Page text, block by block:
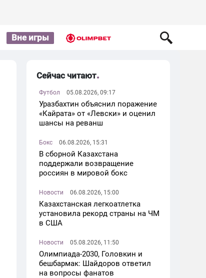
Вне игры
Сейчас читают
Футбол 05.08.2026, 09:17
Уразбахтин объяснил поражение
«Кайрата» от «Левски» и оценил
шансы на реванш
Бокс 06.08.2026, 15:31
В сборной Казахстана
поддержали возвращение
россиян в мировой бокс
Новости 06.08.2026, 15:00
Казахстанская легкоатлетка
установила рекорд страны на ЧМ
в США
Новости 05.08.2026, 11:50
Олимпиада-2030, Головкин и
бешбармак: Шайдоров ответил
на вопросы фанатов